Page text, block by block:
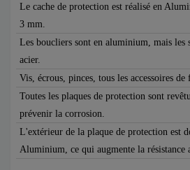
Le cache de protection est réalisé en
3 mm.
Les boucliers sont en aluminium, mais les
acier.
Vis, écrous, pinces, tous les accessoires
Toutes les plaques de protection sont
prévenir la corrosion.
L'extérieur de la plaque de protection est
Aluminium, ce qui augmente la résistance